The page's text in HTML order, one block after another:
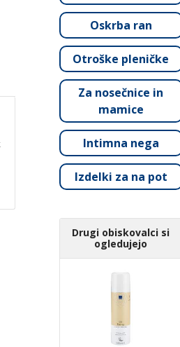
Oskrba ran
Otroške pleničke
Za nosečnice in
mamice
Intimna nega
Izdelki za na pot
Drugi obiskovalci si
ogledujejo